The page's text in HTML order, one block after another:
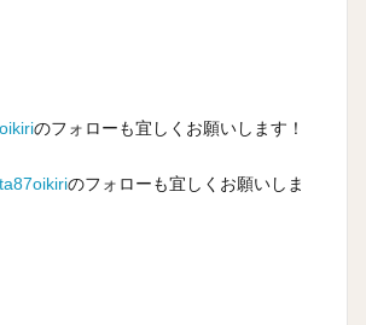
のフォローも宜しくお願いします！
のフォローも宜しくお願いしま